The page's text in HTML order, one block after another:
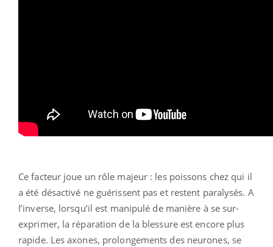
Ce facteur joue un rôle majeur : les poissons chez qui il
a été désactivé ne guérissent pas et restent paralysés. A
l’inverse, lorsqu’il est manipulé de manière à se sur-
exprimer, la réparation de la blessure est encore plus
rapide. Les axones, prolongements des neurones, se